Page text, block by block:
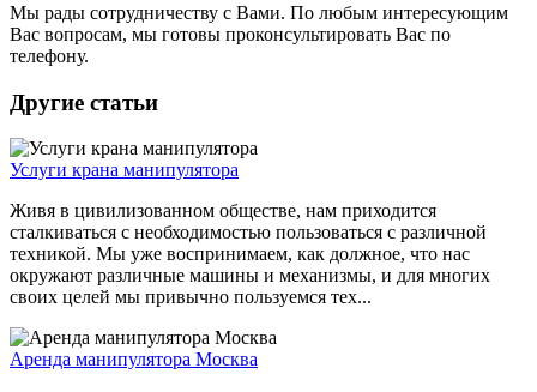
Мы рады сотрудничеству с Вами. По любым интересующим
Вас вопросам, мы готовы проконсультировать Вас по
телефону.
Другие статьи
Услуги крана манипулятора
Живя в цивилизованном обществе, нам приходится
сталкиваться с необходимостью пользоваться с различной
техникой. Мы уже воспринимаем, как должное, что нас
окружают различные машины и механизмы, и для многих
своих целей мы привычно пользуемся тех...
Аренда манипулятора Москва